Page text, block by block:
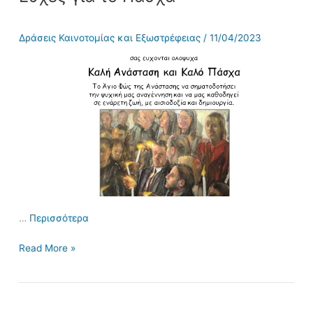
Δράσεις Καινοτομίας και Εξωστρέφειας /11/04/2023
… Περισσότερα
Read More »